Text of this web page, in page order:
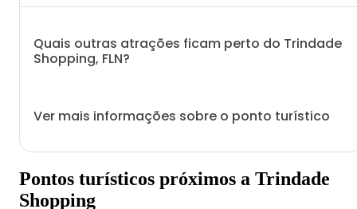
Quais outras atrações ficam perto do Trindade
Shopping, FLN?
Ver mais informações sobre o ponto turístico
Pontos turísticos próximos a Trindade
Shopping